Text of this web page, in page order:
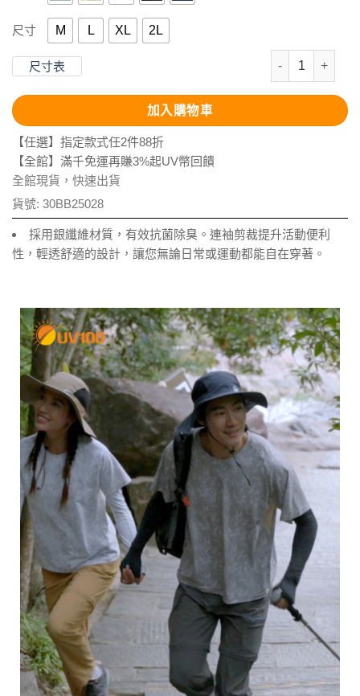
尺寸 M L XL 2L
尺寸表
抗UV-Apex銀
加入購物車
【任選】指定款式任2件88折
【全館】滿千免運再賺3%起UV幣回饋
全館現貨，快速出貨
貨號: 30BB25028
採用銀纖維材質，有效抗菌除臭。連袖剪裁提升活動便利
性，輕透舒適的設計，讓您無論日常或運動都能自在穿著。